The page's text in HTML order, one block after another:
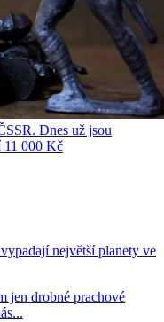
Dnes už jsou
11 000 Kč
největší planety ve
jen drobné prachové